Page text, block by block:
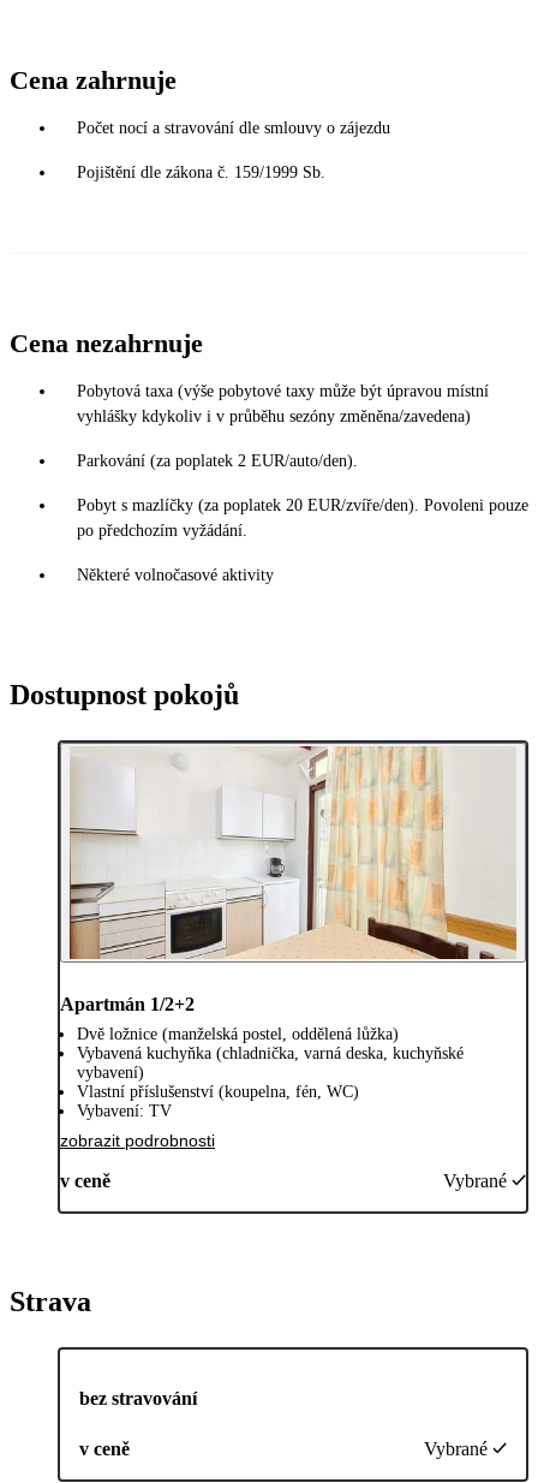
Cena zahrnuje
Počet nocí a stravování dle smlouvy o zájezdu
Pojištění dle zákona č. 159/1999 Sb.
Cena nezahrnuje
Pobytová taxa (výše pobytové taxy může být úpravou místní
vyhlášky kdykoliv i v průběhu sezóny změněna/zavedena)
Parkování (za poplatek 2 EUR/auto/den).
Pobyt s mazlíčky (za poplatek 20 EUR/zvíře/den). Povoleni pouze
po předchozím vyžádání.
Některé volnočasové aktivity
Dostupnost pokojů
Apartmán 1/2+2
Dvě ložnice (manželská postel, oddělená lůžka)
Vybavená kuchyňka (chladnička, varná deska, kuchyňské
vybavení)
Vlastní příslušenství (koupelna, fén, WC)
Vybavení: TV
zobrazit podrobnosti
v ceně Vybrané
Strava
bez stravování
v ceně Vybrané